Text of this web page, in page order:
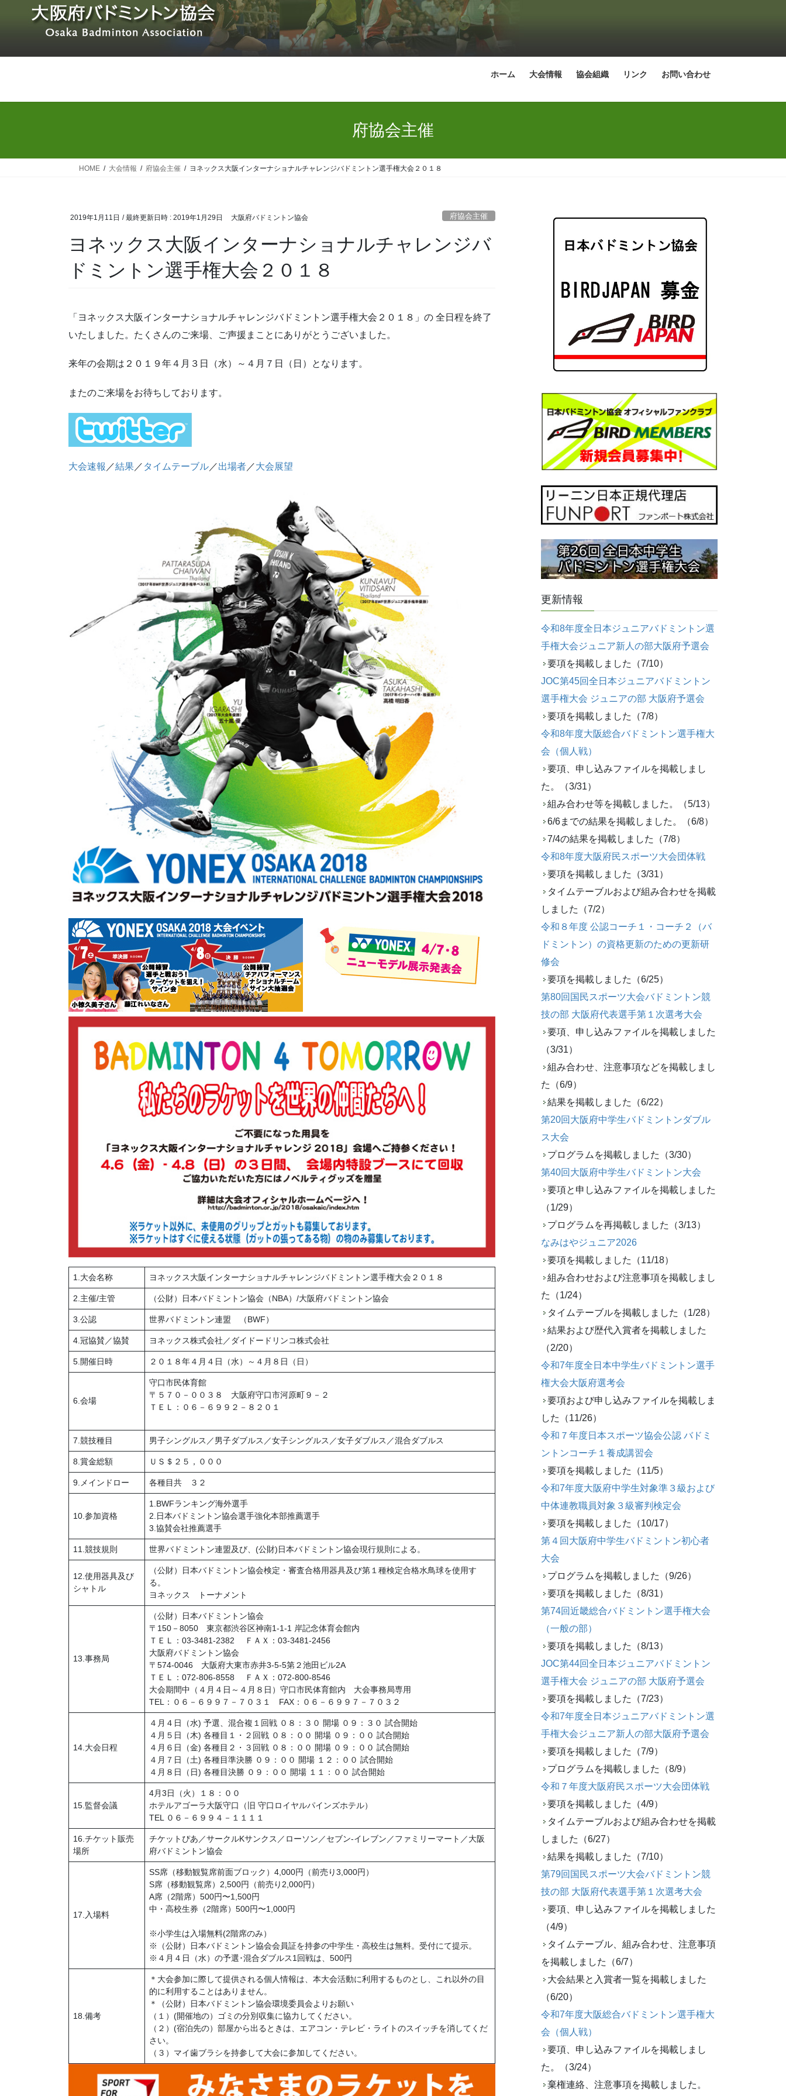
キ
に
ホーム 大会情報 協会組織 リンク お問い合わせ
府協会主催
HOME 大会情報 府協会主催 ヨネックス大阪インターナショナルチャレンジバドミントン選手権大会２０１８
2019年1月11日 / 最終更新日時 : 2019年1月29日 大阪府バドミントン協会 府協会主催
ヨネックス大阪インターナショナルチャレンジバ
ドミントン選手権大会２０１８
「ヨネックス大阪インターナショナルチャレンジバドミントン選手権大会２０１８」の 全日程を終了
いたしました。たくさんのご来場、ご声援まことにありがとうございました。
来年の会期は２０１９年４月３日（水）～４月７日（日）となります。
またのご来場をお待ちしております。
大会速報 ／結果 ／ タイムテーブル ／出場者 ／大会展望
1.大会名称 ヨネックス大阪インターナショナルチャレンジバドミントン選手権大会２０１８
2.主催/主管 （公財）日本バドミントン協会（NBA）/大阪府バドミントン協会
3.公認 世界バドミントン連盟 （BWF）
4.冠協賛／協賛 ヨネックス株式会社／ダイドードリンコ株式会社
5.開催日時 ２０１８年４月４日（水）～４月８日（日）
6.会場
守口市民体育館
〒５７０－００３８ 大阪府守口市河原町９－２
ＴＥＬ：０６－６９９２－８２０１
7.競技種目 男子シングルス／男子ダブルス／女子シングルス／女子ダブルス／混合ダブルス
8.賞金総額 ＵＳ＄２５，０００
9.メインドロー 各種目共 ３２
10.参加資格
1.BWFランキング海外選手
2.日本バドミントン協会選手強化本部推薦選手
3.協賛会社推薦選手
11.競技規則 世界バドミントン連盟及び、(公財)日本バドミントン協会現行規則による。
12.使用器具及び
シャトル
（公財）日本バドミントン協会検定・審査合格用器具及び第１種検定合格水鳥球を使用す
る。
ヨネックス トーナメント
13.事務局
（公財）日本バドミントン協会
〒150－8050 東京都渋谷区神南1-1-1 岸記念体育会館内
ＴＥＬ：03-3481-2382 ＦＡＸ：03-3481-2456
大阪府バドミントン協会
〒574-0046 大阪府大東市赤井3-5-5第２池田ビル2A
ＴＥＬ：072-806-8558 ＦＡＸ：072-800-8546
大会期間中（４月４日～４月８日）守口市民体育館内 大会事務局専用
TEL：０６－６９９７－７０３１ FAX：０６－６９９７－７０３２
14.大会日程
４月４日（水) 予選、混合複１回戦 ０８：３０ 開場 ０９：３０ 試合開始
４月５日（木) 各種目１・２回戦 ０８：００ 開場 ０９：００ 試合開始
４月６日（金) 各種目２・３回戦 ０８：００ 開場 ０９：００ 試合開始
４月７日（土) 各種目準決勝 ０９：００ 開場 １２：００ 試合開始
４月８日（日) 各種目決勝 ０９：００ 開場 １１：００ 試合開始
15.監督会議
4月3日（火）１８：００
ホテルアゴーラ大阪守口（旧 守口ロイヤルパインズホテル）
TEL ０６－６９９４－１１１１
16.チケット販売
場所
チケットぴあ／サークルKサンクス／ローソン／セブン-イレブン／ファミリーマート／大阪
府バドミントン協会
17.入場料
SS席（移動観覧席前面ブロック）4,000円（前売り3,000円）
S席（移動観覧席）2,500円（前売り2,000円）
A席（2階席）500円〜1,500円
中・高校生券（2階席）500円〜1,000円
※小学生は入場無料(2階席のみ）
※（公財）日本バドミントン協会会員証を持参の中学生・高校生は無料。受付にて提示。
※４月４日（水）の予選･混合ダブルス1回戦は、500円
18.備考
＊大会参加に際して提供される個人情報は、本大会活動に利用するものとし、これ以外の目
的に利用することはありません。
＊（公財）日本バドミントン協会環境委員会よりお願い
（１）(開催地の）ゴミの分別収集に協力してください。
（２）(宿泊先の）部屋から出るときは、エアコン・テレビ・ライトのスイッチを消してくだ
さい。
（３）マイ歯ブラシを持参して大会に参加してください。
更新情報
令和8年度全日本ジュニアバドミントン選
手権大会ジュニア新人の部大阪府予選会
要項を掲載しました（7/10）
JOC第45回全日本ジュニアバドミントン
選手権大会 ジュニアの部 大阪府予選会
要項を掲載しました（7/8）
令和8年度大阪総合バドミントン選手権大
会（個人戦）
要項、申し込みファイルを掲載しまし
た。（3/31）
組み合わせ等を掲載しました。（5/13）
6/6までの結果を掲載しました。（6/8）
7/4の結果を掲載しました（7/8）
令和8年度大阪府民スポーツ大会団体戦
要項を掲載しました（3/31）
タイムテーブルおよび組み合わせを掲載
しました（7/2）
令和８年度 公認コーチ１・コーチ２（バ
ドミントン）の資格更新のための更新研
修会
要項を掲載しました（6/25）
第80回国民スポーツ大会バドミントン競
技の部 大阪府代表選手第１次選考大会
要項、申し込みファイルを掲載しました
（3/31）
組み合わせ、注意事項などを掲載しまし
た（6/9）
結果を掲載しました（6/22）
第20回大阪府中学生バドミントンダブル
ス大会
プログラムを掲載しました（3/30）
第40回大阪府中学生バドミントン大会
要項と申し込みファイルを掲載しました
（1/29）
プログラムを再掲載しました（3/13）
なみはやジュニア2026
要項を掲載しました（11/18）
組み合わせおよび注意事項を掲載しまし
た（1/24）
タイムテーブルを掲載しました（1/28）
結果および歴代入賞者を掲載しました
（2/20）
令和7年度全日本中学生バドミントン選手
権大会大阪府選考会
要項および申し込みファイルを掲載しま
した（11/26）
令和７年度日本スポーツ協会公認 バドミ
ントンコーチ１養成講習会
要項を掲載しました（11/5）
令和7年度大阪府中学生対象準３級および
中体連教職員対象３級審判検定会
要項を掲載しました（10/17）
第４回大阪府中学生バドミントン初心者
大会
プログラムを掲載しました（9/26）
要項を掲載しました（8/31）
第74回近畿総合バドミントン選手権大会
（一般の部）
要項を掲載しました（8/13）
JOC第44回全日本ジュニアバドミントン
選手権大会 ジュニアの部 大阪府予選会
要項を掲載しました（7/23）
令和7年度全日本ジュニアバドミントン選
手権大会ジュニア新人の部大阪府予選会
要項を掲載しました（7/9）
プログラムを掲載しました（8/9）
令和７年度大阪府民スポーツ大会団体戦
要項を掲載しました（4/9）
タイムテーブルおよび組み合わせを掲載
しました（6/27）
結果を掲載しました（7/10）
第79回国民スポーツ大会バドミントン競
技の部 大阪府代表選手第１次選考大会
要項、申し込みファイルを掲載しました
（4/9）
タイムテーブル、組み合わせ、注意事項
を掲載しました（6/7）
大会結果と入賞者一覧を掲載しました
（6/20）
令和7年度大阪総合バドミントン選手権大
会（個人戦）
要項、申し込みファイルを掲載しまし
た。（3/24）
棄権連絡、注意事項を掲載しました。